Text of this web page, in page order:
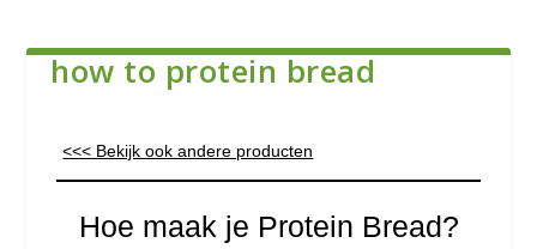
how to protein bread
<<< Bekijk ook andere producten
Hoe maak je Protein Bread?